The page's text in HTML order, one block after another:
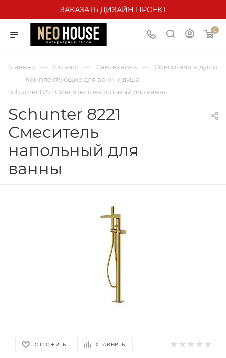
ЗАКАЗАТЬ ДИЗАЙН ПРОЕКТ
0
Главная — Каталог — Сантехника — Смесители и души
— Комплектующие для ванн и душа —
Schunter 8221 Смеситель напольный для ванны
Schunter 8221
Смеситель
напольный для
ванны
ОТЛОЖИТЬ СРАВНИТЬ